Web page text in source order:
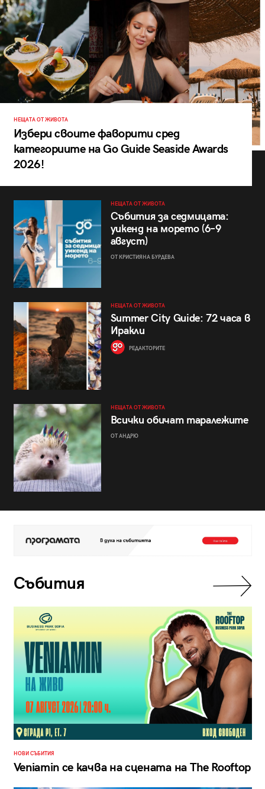
НЕЩАТА ОТ ЖИВОТА
Избери своите фаворити сред
категориите на Go Guide Seaside Awards
2026!
НЕЩАТА ОТ ЖИВОТА
Събития за седмицата:
уикенд на морето (6–9
август)
ОТ КРИСТИЯНА БУРДЕВА
НЕЩАТА ОТ ЖИВОТА
Summer City Guide: 72 часа в
Иракли
РЕДАКТОРИТЕ
НЕЩАТА ОТ ЖИВОТА
Всички обичат таралежите
ОТ АНДРЮ
Събития
НОВИ СЪБИТИЯ
Veniamin се качва на сцената на The Rooftop